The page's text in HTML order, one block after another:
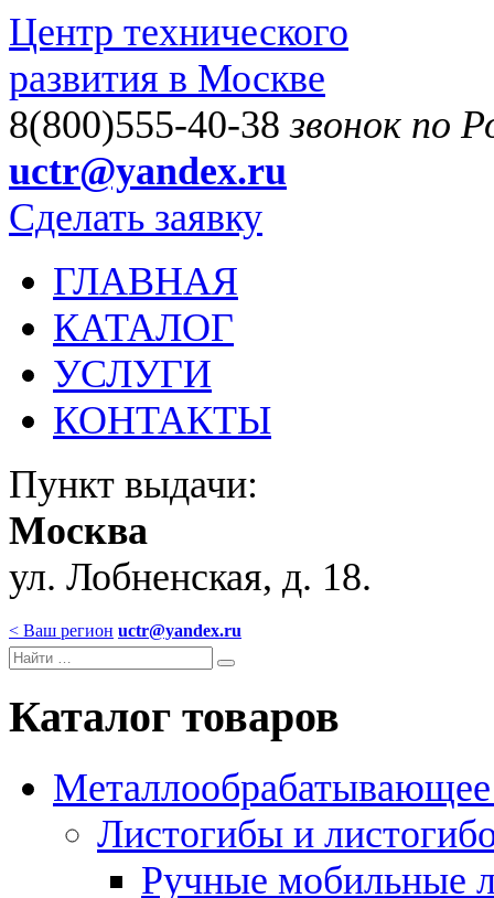
Центр технического
развития в Москве
8(800)555-40-38звонок по
uctr@yandex.ru
Сделать заявку
ГЛАВНАЯ
КАТАЛОГ
УСЛУГИ
КОНТАКТЫ
Пункт выдачи:
Москва
ул. Лобненская, д. 18.
< Ваш регион uctr@yandex.ru
Каталог товаров
Металлообрабатывающее
Листогибы и
Ручные мобильные